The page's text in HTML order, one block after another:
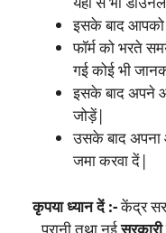
इसके बाद आपको
फॉर्म को भरते
गई कोई भी
इसके बाद अपने
जोड़ें|
उसके बाद अपना
जमा करवा दें|
कृपया ध्यान दें :-केंद्र
पुरानी तथा नई